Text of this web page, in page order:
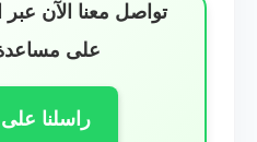
تواصل معنا الآن
على
راسلنا